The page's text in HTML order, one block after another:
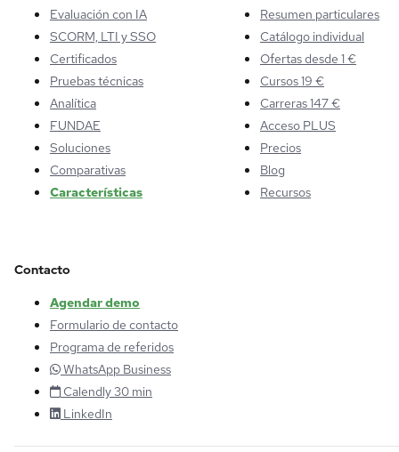
Evaluación con IA
SCORM, LTI y SSO
Certificados
Pruebas técnicas
Analítica
FUNDAE
Soluciones
Comparativas
Características
Resumen particulares
Catálogo individual
Ofertas desde 1 €
Cursos 19 €
Carreras 147 €
Acceso PLUS
Precios
Blog
Recursos
Contacto
Agendar demo
Formulario de contacto
Programa de referidos
WhatsApp Business
Calendly 30 min
LinkedIn